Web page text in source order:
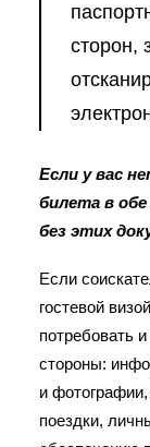
сторон,
Если у вас
билета в
без этих
Если
гостевой
потребовать
стороны:
и
поездки,